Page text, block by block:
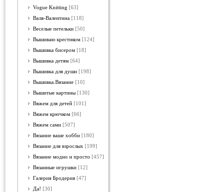
Vogue Knitting [63]
Валя-Валентина [118]
Веселые петельки [50]
Вышиваю крестиком [124]
Вышивка бисером [18]
Вышивка детям [64]
Вышивка для души [198]
Вышивка.Вязание [10]
Вышитые картины [130]
Вяжем для детей [101]
Вяжем крючком [66]
Вяжем сами [507]
Вязание ваше хобби [180]
Вязание для взрослых [199]
Вязание модно и просто [457]
Вязанные игрушки [12]
Галерия Бродерия [47]
Да! [30]